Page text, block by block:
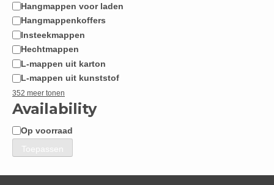
Hangmappen voor laden
Hangmappenkoffers
Insteekmappen
Hechtmappen
L-mappen uit karton
L-mappen uit kunststof
352 meer tonen
Availability
Beschikbaarheid
Op voorraad
Toepassen